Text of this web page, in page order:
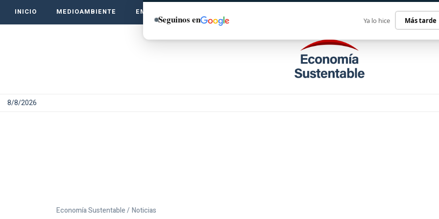
INICIO MEDIOAMBIENTE EMPRENDE VERDE
8/8/2026
Economía Sustentable / Noticias
Seguinos en Ya lo hice Más tarde